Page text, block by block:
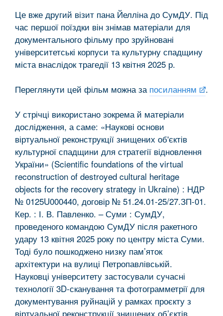
Це вже другий візит пана Йелліна до СумДУ. Під
час першої поїздки він знімав матеріали для
документального фільму про зруйновані
університетські корпуси та культурну спадщину
міста внаслідок трагедії 13 квітня 2025 р.
Переглянути цей фільм можна за посиланням
.
У стрічці використано зокрема й матеріали
дослідження, а саме: «Наукові основи
віртуальної реконструкції знищених об'єктів
культурної спадщини для стратегії відновлення
України» (Scientific foundations of the virtual
reconstruction of destroyed cultural heritage
objects for the recovery strategy in Ukraine) : НДР
№ 0125U000440, договір № 51.24.01-25/27.ЗП-01.
Кер. : І. В. Павленко. – Суми : СумДУ,
проведеного командою СумДУ після ракетного
удару 13 квітня 2025 року по центру міста Суми.
Тоді було пошкоджено низку пам’яток
архітектури на вулиці Петропавлівській.
Науковці університету застосували сучасні
технології 3D-сканування та фотограмметрії для
документування руйнацій у рамках проєкту з
віртуальної реконструкції знищених об’єктів